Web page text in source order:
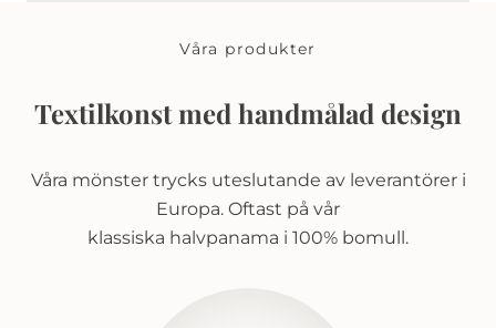
Våra produkter
Textilkonst med handmålad design
Våra mönster trycks uteslutande av leverantörer i
Europa. Oftast på vår
klassiska halvpanama i 100% bomull.